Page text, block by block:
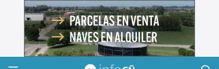
InfoCañuelas